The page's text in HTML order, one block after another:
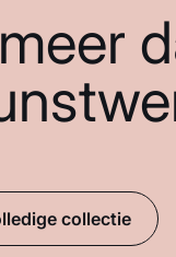
collectie